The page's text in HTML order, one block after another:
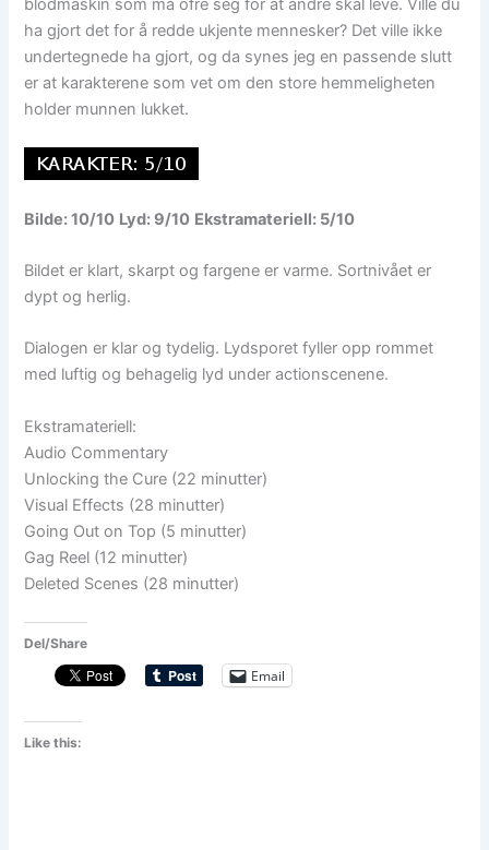
blodmaskin som må ofre seg for at andre skal leve. Ville du
ha gjort det for å redde ukjente mennesker? Det ville ikke
undertegnede ha gjort, og da synes jeg en passende slutt
er at karakterene som vet om den store hemmeligheten
holder munnen lukket.
Bilde: 10/10 Lyd: 9/10 Ekstramateriell: 5/10
Bildet er klart, skarpt og fargene er varme. Sortnivået er
dypt og herlig.
Dialogen er klar og tydelig. Lydsporet fyller opp rommet
med luftig og behagelig lyd under actionscenene.
Ekstramateriell:
Audio Commentary
Unlocking the Cure (22 minutter)
Visual Effects (28 minutter)
Going Out on Top (5 minutter)
Gag Reel (12 minutter)
Deleted Scenes (28 minutter)
Del/Share
Email
Like this: